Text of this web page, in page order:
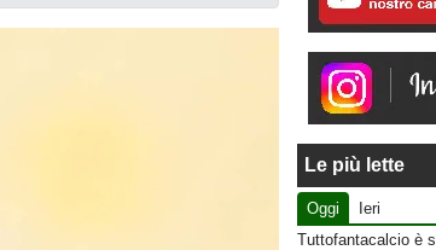
Le più lette
Oggi
Ieri